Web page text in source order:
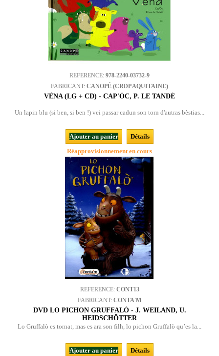
REFERENCE: 978-2240-03732-9
FABRICANT: CANOPÉ (CRDP AQUITAINE)
VÈNA (LG + CD) - CAP'ÒC, P. LE TANDÉ
Un lapin blu (si ben, si ben !) vei passar cadun son torn d'autras bèstias...
Ajouter au panier
Détails
Réapprovisionnement en cours
REFERENCE: CONT13
FABRICANT: CONTA'M
DVD LO PICHON GRUFFALÒ - J. WEILAND, U.
HEIDSCHÖTTER
Lo Gruffalò es tornat, mas es ara son filh, lo pichon Gruffalò qu’es la...
Ajouter au panier
Détails